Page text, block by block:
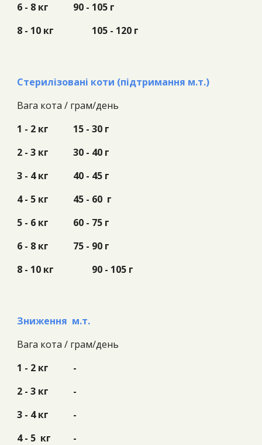
6 - 8 кг
90 - 105 г
8 - 10 кг
105 - 120 г
Стерилізовані коти (підтримання м.т.)
Вага кота / грам/день
1 - 2 кг
15 - 30 г
2 - 3 кг
30 - 40 г
3 - 4 кг
40 - 45 г
4 - 5 кг
45 - 60 г
5 - 6 кг
60 - 75 г
6 - 8 кг
75 - 90 г
8 - 10 кг
90 - 105 г
Зниження м.т.
Вага кота / грам/день
1 - 2 кг
-
2 - 3 кг
-
3 - 4 кг
-
4 - 5 кг
-